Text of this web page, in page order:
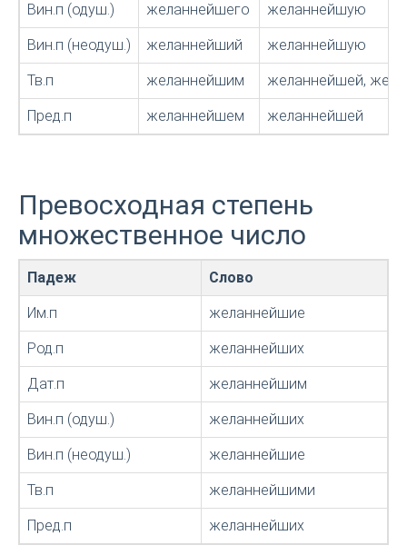
Вин.п (одуш.) желаннейшего желаннейшую
Вин.п (неодуш.) желаннейший желаннейшую
Тв.п желаннейшим желаннейшей,
Пред.п желаннейшем желаннейшей
Превосходная степень
множественное число
Падеж Слово
Им.п желаннейшие
Род.п желаннейших
Дат.п желаннейшим
Вин.п (одуш.) желаннейших
Вин.п (неодуш.) желаннейшие
Тв.п желаннейшими
Пред.п желаннейших